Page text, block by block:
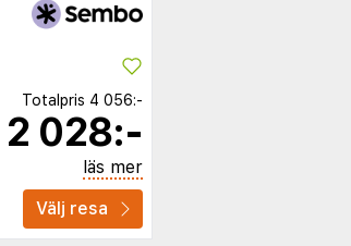
Totalpris 4 056:-
2 028:-
läs mer
Välj resa